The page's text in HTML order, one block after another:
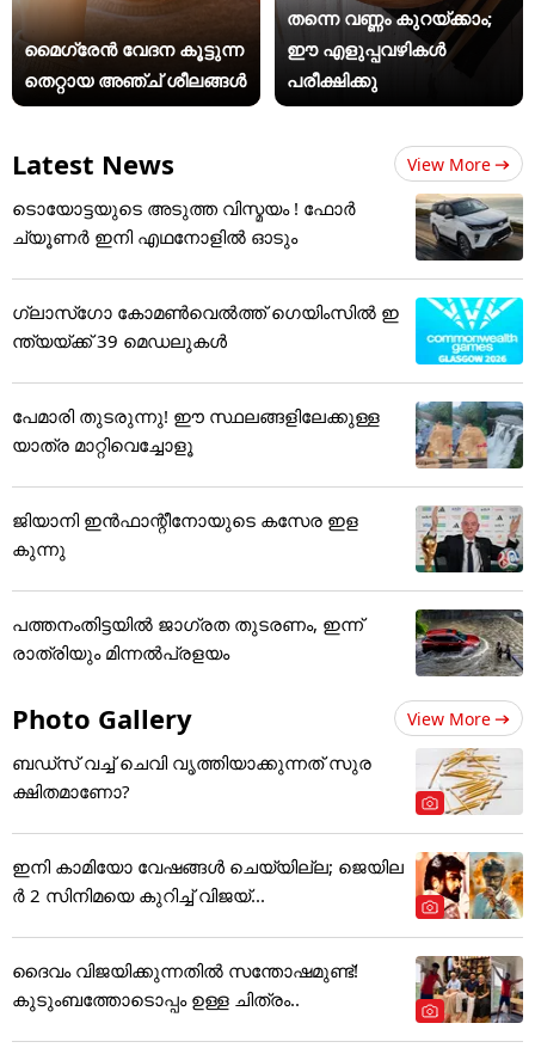
മൈഗ്രേന്‍ വേദന കൂട്ടുന്ന
തെറ്റായ അഞ്ച് ശീലങ്ങള്‍
തന്നെ വണ്ണം കുറയ്ക്കാം;
ഈ എളുപ്പവഴികൾ
പരീക്ഷിക്കു
Latest News View More
ടൊയോട്ടയുടെ അടുത്ത വിസ്മയം ! ഫോർ
ച്യൂണർ ഇനി എഥനോളിൽ ഓടും
ഗ്ലാസ്‌ഗോ കോമണ്‍വെല്‍ത്ത് ഗെയിംസില്‍ ഇ
ന്ത്യയ്ക്ക് 39 മെഡലുകള്‍
പേമാരി തുടരുന്നു! ഈ സ്ഥലങ്ങളിലേക്കുള്ള
യാത്ര മാറ്റിവെച്ചോളൂ
ജിയാനി ഇൻഫാന്റീനോയുടെ കസേര ഇള
കുന്നു
പത്തനംതിട്ടയിൽ ജാ​ഗ്രത തുടരണം, ഇന്ന്
രാത്രിയും മിന്നൽപ്രളയം
Photo Gallery View More
ബഡ്‌സ് വച്ച് ചെവി വൃത്തിയാക്കുന്നത് സുര
ക്ഷിതമാണോ?
ഇനി കാമിയോ വേഷങ്ങൾ ചെയ്യില്ല; ജെയില
ർ 2 സിനിമയെ കുറിച്ച് വിജയ്...
ദൈവം വിജയിക്കുന്നതിൽ സന്തോഷമുണ്ട്!
കുടുംബത്തോടൊപ്പം ഉള്ള ചിത്രം..